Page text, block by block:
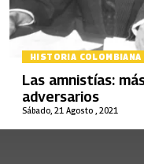
HISTORIA COLOMBIANA
Sábado, 21 Agosto , 2021
Las amnistías:
adversarios